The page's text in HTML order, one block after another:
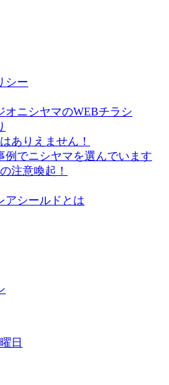
シー
オニシヤマのWEBチラシ
ありえません！
例でニシヤマを選んでいます
注意喚起！
アシールドとは
日